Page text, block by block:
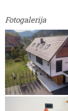
Fotogalerija